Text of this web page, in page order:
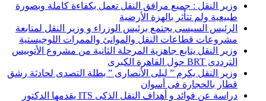
وزير النقل : جميع مرافق النقل تعمل بكفاءة كاملة وبصورة
طبيعية ولم تتأثر بالهزة الأرضية
الرئيس السيسى يجتمع برئيس الوزراء و وزير النقل لمتابعة
مشروعات قطاعات النقل والموانئ والممرات اللوجيستية
وزير النقل يتابع جاهزية المرحلة الثانية من مشروع الأتوبيس
الترددى BRT حول القاهرة الكبرى
وزير النقل يكرم ” ليلى الأنصارى ” بطلة التصدى لحادثة رشق
قطار بالحجارة فى أسوان
دراسة عن فوائد و أهداف النقل الذكى ITS يقدمها الدكتور